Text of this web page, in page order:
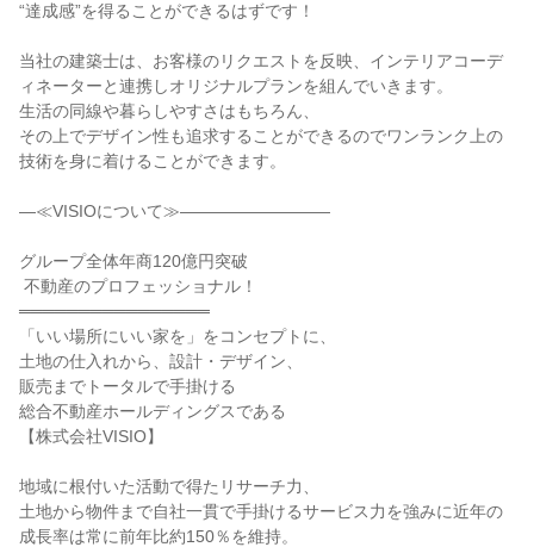
“達成感”を得ることができるはずです！
当社の建築士は、お客様のリクエストを反映、インテリアコーデ
ィネーターと連携しオリジナルプランを組んでいきます。
生活の同線や暮らしやすさはもちろん、
その上でデザイン性も追求することができるのでワンランク上の
技術を身に着けることができます。
―⁣≪VISIOについて≫―――――――――
グループ全体年商120億円突破
════════════════
「いい場所にいい家を」をコンセプトに、
土地の仕入れから、設計・デザイン、
販売までトータルで手掛ける
総合不動産ホールディングスである
【株式会社VISIO】
地域に根付いた活動で得たリサーチ力、
土地から物件まで自社一貫で手掛けるサービス力を強みに近年の
成長率は常に前年比約150％を維持。